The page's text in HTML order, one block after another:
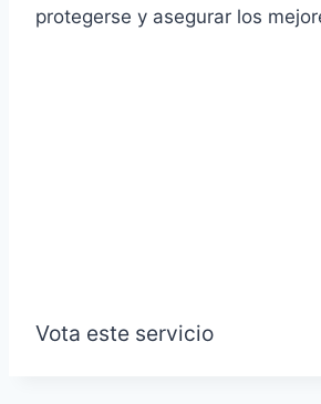
protegerse y asegurar los
Vota este servicio